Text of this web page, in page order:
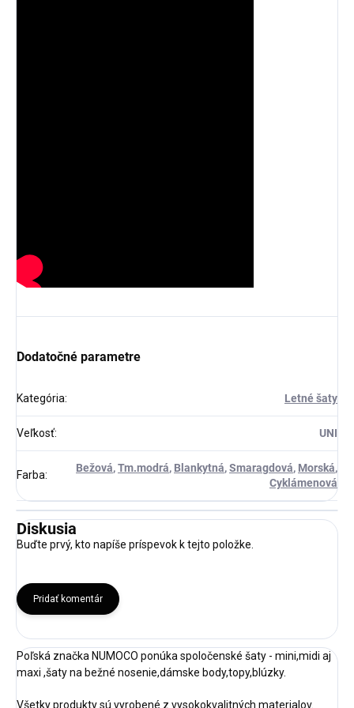
Dodatočné parametre
Kategória: Letné šaty
Veľkosť: UNI
Farba:
Bežová,Tm.modrá, Blankytná,Smaragdová, Morská,
Cyklámenová
Diskusia
Buďte prvý, kto napíše príspevok k tejto položke.
Pridať komentár
Poľská značka NUMOCO ponúka spoločenské šaty - mini,midi aj
maxi ,šaty na bežné nosenie,dámske body,topy,blúzky.
Všetky produkty sú vyrobené z vysokokvalitných materialov.